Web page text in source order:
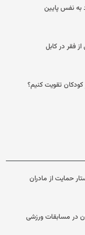
به نفس پایین
از فقر در کابل
تقویت کنیم؟
حمایت از مادران
در مسابقات ورزشی